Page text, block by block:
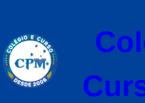
conteúdo